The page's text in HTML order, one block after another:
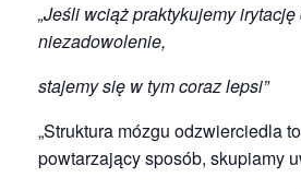
„Jeśli wciąż praktykujemy irytację
niezadowolenie,
stajemy się w tym coraz lepsi”
„Struktura mózgu odzwierciedla
powtarzający sposób, skupiamy